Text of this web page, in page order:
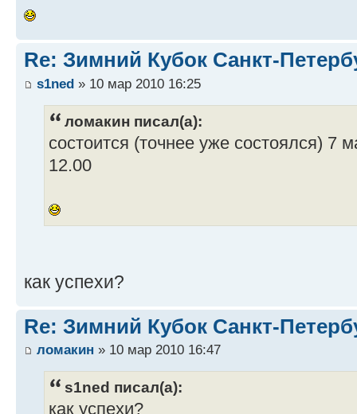
Re: Зимний Кубок Санкт-
s1ned » 10 мар 2010 16:25
ломакин писал(а):
состоится (точнее уже состоялся) 7
12.00
как успехи?
Re: Зимний Кубок Санкт-
ломакин » 10 мар 2010 16:47
s1ned писал(а):
как успехи?